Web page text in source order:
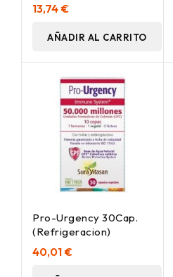
13,74 €
AÑADIR AL CARRITO
Pro-Urgency 30Cap.
(Refrigeracion)
40,01 €